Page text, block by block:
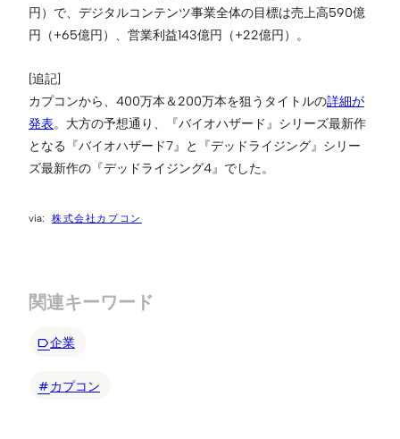
円）で、デジタルコンテンツ事業全体の目標は売上高590億
円（+65億円）、営業利益143億円（+22億円）。
[追記]
カプコンから、400万本＆200万本を狙うタイトルの詳細が
発表。大方の予想通り、『バイオハザード』シリーズ最新作
となる『バイオハザード7』と『デッドライジング』シリー
ズ最新作の『デッドライジング4』でした。
株式会社カプコン
関連キーワード
企業
カプコン